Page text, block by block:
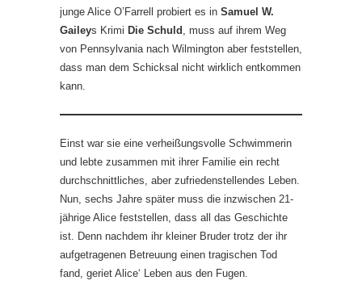
junge Alice O’Farrell probiert es in Samuel W.
Gaileys Krimi Die Schuld , muss auf ihrem Weg
von Pennsylvania nach Wilmington aber feststellen,
dass man dem Schicksal nicht wirklich entkommen
kann.
Einst war sie eine verheißungsvolle Schwimmerin
und lebte zusammen mit ihrer Familie ein recht
durchschnittliches, aber zufriedenstellendes Leben.
Nun, sechs Jahre später muss die inzwischen 21-
jährige Alice feststellen, dass all das Geschichte
ist. Denn nachdem ihr kleiner Bruder trotz der ihr
aufgetragenen Betreuung einen tragischen Tod
fand, geriet Alice‘ Leben aus den Fugen.